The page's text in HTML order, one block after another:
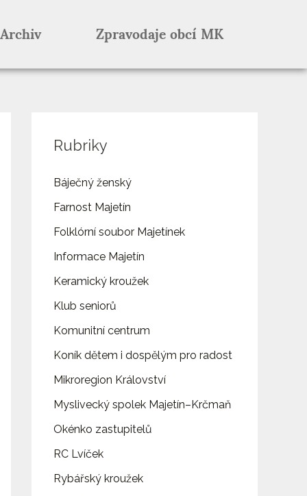
Archiv Zpravodaje obcí MK
Rubriky
Báječný ženský
Farnost Majetín
Folklórní soubor Majetínek
Informace Majetín
Keramický kroužek
Klub seniorů
Komunitní centrum
Koník dětem i dospělým pro radost
Mikroregion Království
Myslivecký spolek Majetín–Krčmaň
Okénko zastupitelů
RC Lvíček
Rybářský kroužek